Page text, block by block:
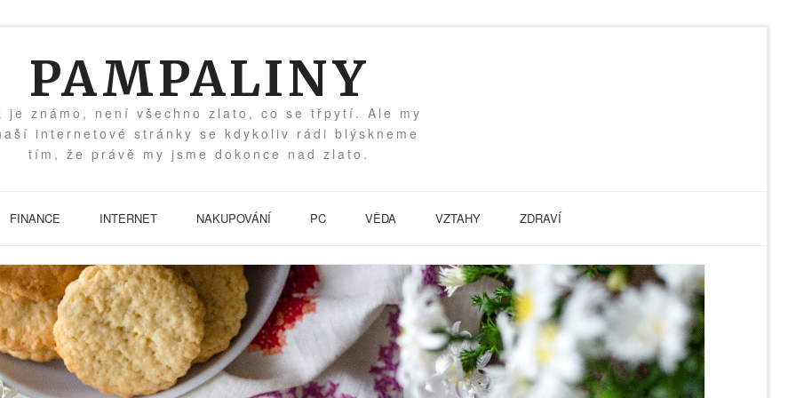
PAMPALINY
je známo, není všechno zlato, co se třpytí. Ale my
internetové stránky se kdykoliv rádi blýskneme
tím, že právě my jsme dokonce nad zlato.
FINANCE INTERNET NAKUPOVÁNÍ PC VĚDA VZTAHY ZDRAVÍ